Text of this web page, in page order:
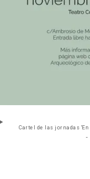
Cartel de las jornadas
-